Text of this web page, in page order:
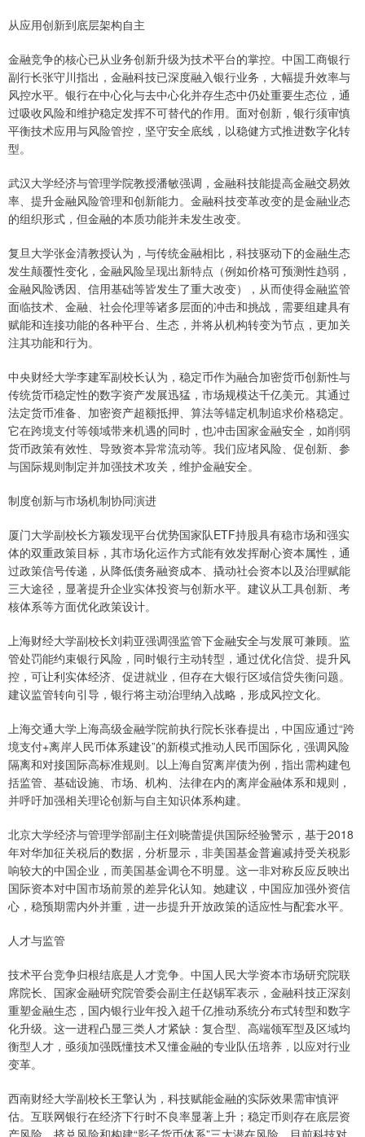
从应用创新到底层架构自主
金融竞争的核心已从业务创新升级为技术平台的掌控。中国工商银行
副行长张守川指出，金融科技已深度融入银行业务，大幅提升效率与
风控水平。银行在中心化与去中心化并存生态中仍处重要生态位，通
过吸收风险和维护稳定发挥不可替代的作用。面对创新，银行须审慎
平衡技术应用与风险管控，坚守安全底线，以稳健方式推进数字化转
型。
武汉大学经济与管理学院教授潘敏强调，金融科技能提高金融交易效
率、提升金融风险管理和创新能力。金融科技变革改变的是金融业态
的组织形式，但金融的本质功能并未发生改变。
复旦大学张金清教授认为，与传统金融相比，科技驱动下的金融生态
发生颠覆性变化，金融风险呈现出新特点（例如价格可预测性趋弱，
金融风险诱因、信用基础等皆发生了重大改变），从而使得金融监管
面临技术、金融、社会伦理等诸多层面的冲击和挑战，需要组建具有
赋能和连接功能的各种平台、生态，并将从机构转变为节点，更加关
注其功能和行为。
中央财经大学李建军副校长认为，稳定币作为融合加密货币创新性与
传统货币稳定性的数字资产发展迅猛，市场规模达千亿美元。其通过
法定货币准备、加密资产超额抵押、算法等锚定机制追求价格稳定。
它在跨境支付等领域带来机遇的同时，也冲击国家金融安全，如削弱
货币政策有效性、导致资本异常流动等。我们应堵风险、促创新、参
与国际规则制定并加强技术攻关，维护金融安全。
制度创新与市场机制协同演进
厦门大学副校长方颖发现平台优势国家队ETF持股具有稳市场和强实
体的双重政策目标，其市场化运作方式能有效发挥耐心资本属性，通
过政策信号传递，从降低债务融资成本、撬动社会资本以及治理赋能
三大途径，显著提升企业实体投资与创新水平。建议从工具创新、考
核体系等方面优化政策设计。
上海财经大学副校长刘莉亚强调强监管下金融安全与发展可兼顾。监
管处罚能约束银行风险，同时银行主动转型，通过优化信贷、提升风
控，可让利实体经济、促进就业，但存在大银行区域信贷失衡问题。
建议监管转向引导，银行将主动治理纳入战略，形成风控文化。
上海交通大学上海高级金融学院前执行院长张春提出，中国应通过“跨
境支付+离岸人民币体系建设”的新模式推动人民币国际化，强调风险
隔离和对接国际高标准规则。以上海自贸离岸债为例，指出需构建包
括监管、基础设施、市场、机构、法律在内的离岸金融体系和规则，
并呼吁加强相关理论创新与自主知识体系构建。
北京大学经济与管理学部副主任刘晓蕾提供国际经验警示，基于2018
年对华加征关税后的数据，分析显示，非美国基金普遍减持受关税影
响较大的中国企业，而美国基金调仓不明显。这一非对称反应反映出
国际资本对中国市场前景的差异化认知。她建议，中国应加强外资信
心，稳预期需内外并重，进一步提升开放政策的适应性与配套水平。
人才与监管
技术平台竞争归根结底是人才竞争。中国人民大学资本市场研究院联
席院长、国家金融研究院管委会副主任赵锡军表示，金融科技正深刻
重塑金融生态，国内银行业年投入超千亿推动系统分布式转型和数字
化升级。这一进程凸显三类人才紧缺：复合型、高端领军型及区域均
衡型人才，亟须加强既懂技术又懂金融的专业队伍培养，以应对行业
变革。
西南财经大学副校长王擎认为，科技赋能金融的实际效果需审慎评
估。互联网银行在经济下行时不良率显著上升；稳定币则存在底层资